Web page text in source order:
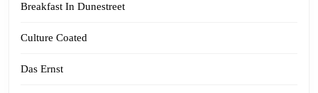
Breakfast In Dunestreet
Culture Coated
Das Ernst